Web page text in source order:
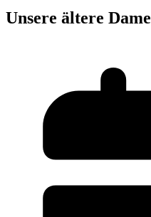
Unsere ältere Dame